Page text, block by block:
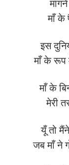
माँ के
इस
माँ के रूप
माँ के
मेरी
यूँ तो
जब माँ ने